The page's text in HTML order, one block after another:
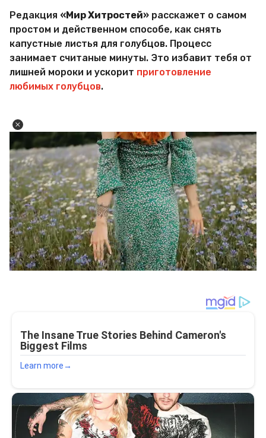
Редакция «Мир Хитростей» расскажет о самом
простом и действенном способе, как снять
капустные листья для голубцов. Процесс
занимает считаные минуты. Это избавит тебя от
лишней мороки и ускорит приготовление
любимых голубцов.